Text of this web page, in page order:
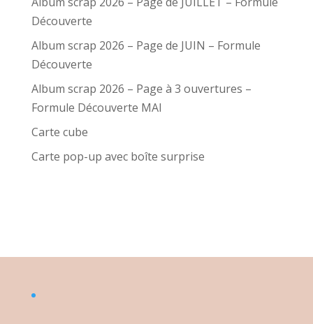
Découverte
Album scrap 2026 – Page de JUIN – Formule
Découverte
Album scrap 2026 – Page à 3 ouvertures –
Formule Découverte MAI
Carte cube
Carte pop-up avec boîte surprise